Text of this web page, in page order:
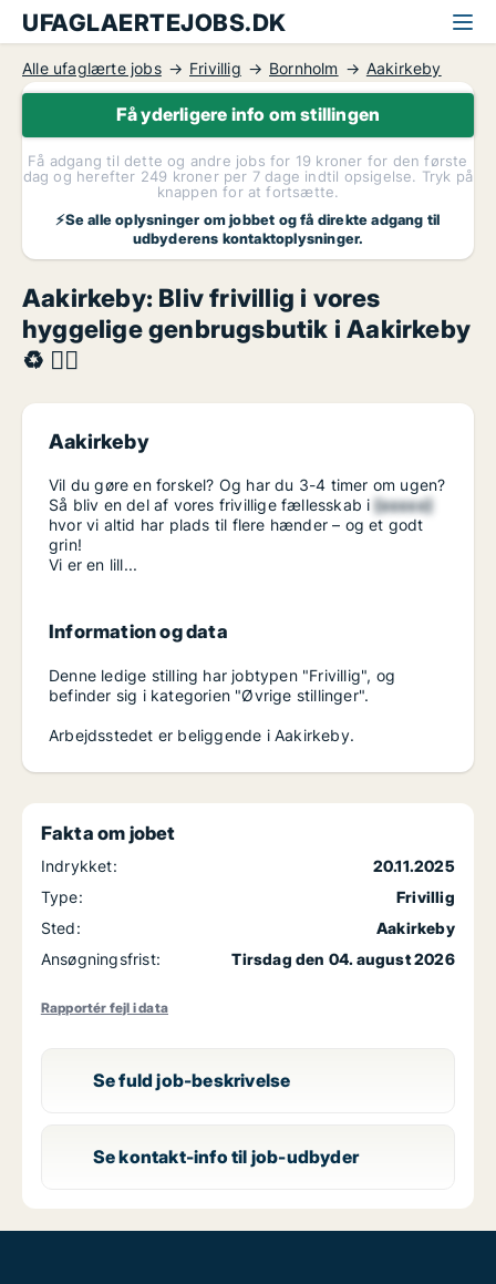
UFAGLAERTEJOBS.DK
Alle ufaglærte jobs Frivillig Bornholm Aakirkeby
Få yderligere info om stillingen
Få adgang til dette og andre jobs for 19 kroner for den første
dag og herefter 249 kroner per 7 dage indtil opsigelse. Tryk på
knappen for at fortsætte.
⚡Se alle oplysninger om jobbet og få direkte adgang til
udbyderens kontaktoplysninger.
Aakirkeby: Bliv frivillig i vores
hyggelige genbrugsbutik i Aakirkeby
♻️ 🙋‍♀️
Aakirkeby
Vil du gøre en forskel? Og har du 3-4 timer om ugen?
Så bliv en del af vores frivillige fællesskab i[xxxxx]
hvor vi altid har plads til flere hænder – og et godt
grin!
Vi er en lill...
Information og data
Denne ledige stilling har jobtypen "Frivillig", og
befinder sig i kategorien "Øvrige stillinger".
Arbejdsstedet er beliggende i Aakirkeby.
Fakta om jobet
Indrykket:
20.11.2025
Type:
Frivillig
Sted:
Aakirkeby
Ansøgningsfrist:
Tirsdag den 04. august 2026
Rapportér fejl i data
Se fuld job-beskrivelse
Se kontakt-info til job-udbyder